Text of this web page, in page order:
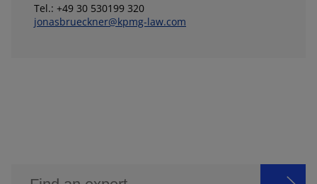
Tel.: +49 30 530199 320
jonasbrueckner@kpmg-law.com